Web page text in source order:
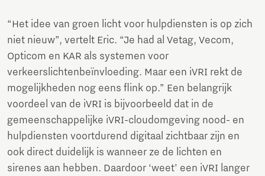
“Het idee van groen licht voor hulpdiensten is op zich
niet nieuw”, vertelt Eric. “Je had al Vetag, Vecom,
Opticom en KAR als systemen voor
verkeerslichtenbeïnvloeding. Maar een iVRI rekt de
mogelijkheden nog eens flink op.” Een belangrijk
voordeel van de iVRI is bijvoorbeeld dat in de
gemeenschappelijke iVRI-cloudomgeving nood- en
hulpdiensten voortdurend digitaal zichtbaar zijn en
ook direct duidelijk is wanneer ze de lichten en
sirenes aan hebben. Daardoor ‘weet’ een iVRI langer